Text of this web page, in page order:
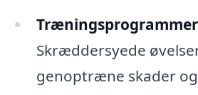
Skræddersyede
genoptræne skader